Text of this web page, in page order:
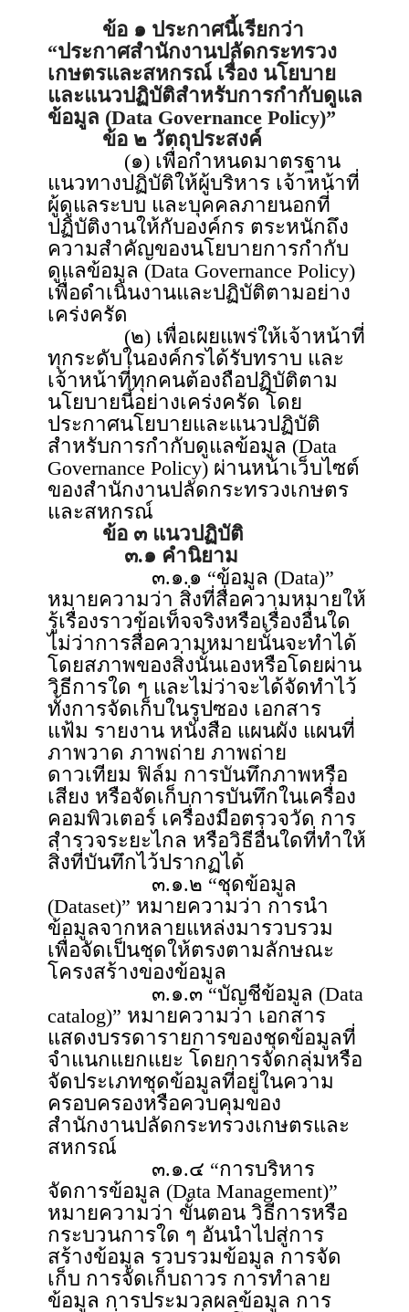
ข้อ ๑ ประกาศนี้เรียกว่า
“ประกาศสำนักงานปลัดกระทรวง
เกษตรและสหกรณ์ เรื่อง นโยบาย
และแนวปฏิบัติสำหรับการกำกับดูแล
ข้อมูล (Data Governance Policy)”
ข้อ ๒ วัตถุประสงค์
(๑) เพื่อกำหนดมาตรฐาน
แนวทางปฏิบัติให้ผู้บริหาร เจ้าหน้าที่
ผู้ดูแลระบบ และบุคคลภายนอกที่
ปฏิบัติงานให้กับองค์กร ตระหนักถึง
ความสำคัญของนโยบายการกำกับ
ดูแลข้อมูล (Data Governance Policy)
เพื่อดำเนินงานและปฏิบัติตามอย่าง
เคร่งครัด
(๒) เพื่อเผยแพร่ให้เจ้าหน้าที่
ทุกระดับในองค์กรได้รับทราบ และ
เจ้าหน้าที่ทุกคนต้องถือปฏิบัติตาม
นโยบายนี้อย่างเคร่งครัด โดย
ประกาศนโยบายและแนวปฏิบัติ
สำหรับการกำกับดูแลข้อมูล (Data
Governance Policy) ผ่านหน้าเว็บไซต์
ของสำนักงานปลัดกระทรวงเกษตร
และสหกรณ์
ข้อ ๓ แนวปฏิบัติ
๓.๑ คำนิยาม
๓.๑.๑ “ข้อมูล (Data)”
หมายความว่า สิ่งที่สื่อความหมายให้
รู้เรื่องราวข้อเท็จจริงหรือเรื่องอื่นใด
ไม่ว่าการสื่อความหมายนั้นจะทำได้
โดยสภาพของสิ่งนั้นเองหรือโดยผ่าน
วิธีการใด ๆ และไม่ว่าจะได้จัดทำไว้
ทั้งการจัดเก็บในรูปซอง เอกสาร
แฟ้ม รายงาน หนังสือ แผนผัง แผนที่
ภาพวาด ภาพถ่าย ภาพถ่าย
ดาวเทียม ฟิล์ม การบันทึกภาพหรือ
เสียง หรือจัดเก็บการบันทึกในเครื่อง
คอมพิวเตอร์ เครื่องมือตรวจวัด การ
สำรวจระยะไกล หรือวิธีอื่นใดที่ทำให้
สิ่งที่บันทึกไว้ปรากฏได้
๓.๑.๒ “ชุดข้อมูล
(Dataset)” หมายความว่า การนำ
ข้อมูลจากหลายแหล่งมารวบรวม
เพื่อจัดเป็นชุดให้ตรงตามลักษณะ
โครงสร้างของข้อมูล
๓.๑.๓ “บัญชีข้อมูล (Data
catalog)” หมายความว่า เอกสาร
แสดงบรรดารายการของชุดข้อมูลที่
จำแนกแยกแยะ โดยการจัดกลุ่มหรือ
จัดประเภทชุดข้อมูลที่อยู่ในความ
ครอบครองหรือควบคุมของ
สำนักงานปลัดกระทรวงเกษตรและ
สหกรณ์
๓.๑.๔ “การบริหาร
จัดการข้อมูล (Data Management)”
หมายความว่า ขั้นตอน วิธีการหรือ
กระบวนการใด ๆ อันนำไปสู่การ
สร้างข้อมูล รวบรวมข้อมูล การจัด
เก็บ การจัดเก็บถาวร การทำลาย
ข้อมูล การประมวลผลข้อมูล การ